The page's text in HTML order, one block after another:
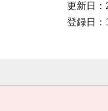
更新日：
登録日：